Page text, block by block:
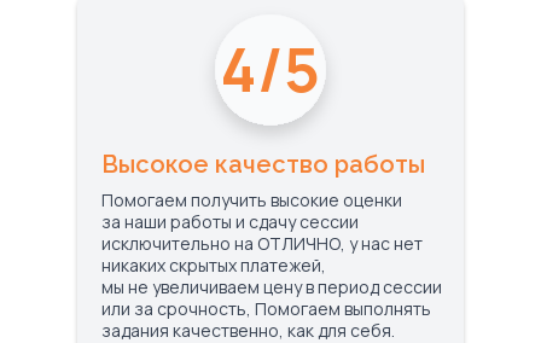
Высокое качество работы
Помогаем получить высокие оценки
за наши работы и сдачу сессии
исключительно на ОТЛИЧНО, у нас нет
никаких скрытых платежей,
мы не увеличиваем цену в период сессии
или за срочность, Помогаем выполнять
задания качественно, как для себя.
4/5